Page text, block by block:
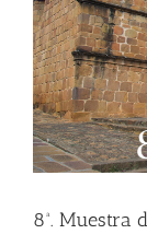
8ª. Muestra